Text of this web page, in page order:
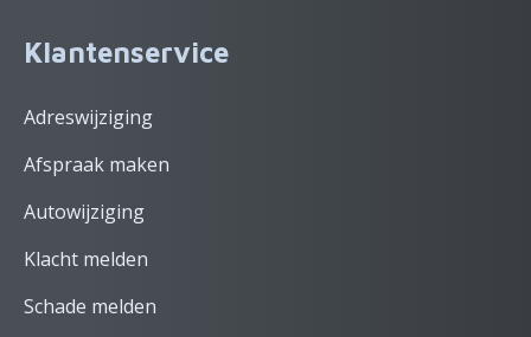
Klantenservice
Adreswijziging
Afspraak maken
Autowijziging
Klacht melden
Schade melden